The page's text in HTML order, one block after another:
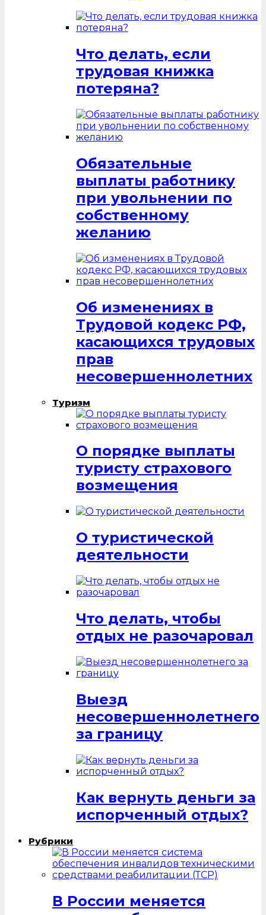
Что делать, если
трудовая книжка
потеряна?
Обязательные
выплаты работнику
при увольнении по
собственному
желанию
Об изменениях в
Трудовой кодекс РФ,
касающихся трудовых
прав
несовершеннолетних
Туризм
О порядке выплаты
туристу страхового
возмещения
О туристической
деятельности
Что делать, чтобы
отдых не разочаровал
Выезд
несовершеннолетнего
за границу
Как вернуть деньги за
испорченный отдых?
Рубрики
В России меняется